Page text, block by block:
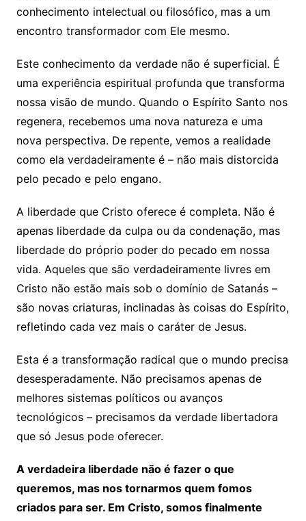
conhecimento intelectual ou filosófico, mas a um
encontro transformador com Ele mesmo.
Este conhecimento da verdade não é superficial. É
uma experiência espiritual profunda que transforma
nossa visão de mundo. Quando o Espírito Santo nos
regenera, recebemos uma nova natureza e uma
nova perspectiva. De repente, vemos a realidade
como ela verdadeiramente é – não mais distorcida
pelo pecado e pelo engano.
A liberdade que Cristo oferece é completa. Não é
apenas liberdade da culpa ou da condenação, mas
liberdade do próprio poder do pecado em nossa
vida. Aqueles que são verdadeiramente livres em
Cristo não estão mais sob o domínio de Satanás –
são novas criaturas, inclinadas às coisas do Espírito,
refletindo cada vez mais o caráter de Jesus.
Esta é a transformação radical que o mundo precisa
desesperadamente. Não precisamos apenas de
melhores sistemas políticos ou avanços
tecnológicos – precisamos da verdade libertadora
que só Jesus pode oferecer.
A verdadeira liberdade não é fazer o que
queremos, mas nos tornarmos quem fomos
criados para ser. Em Cristo, somos finalmente